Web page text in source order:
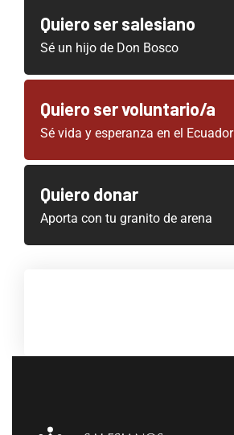
Quiero ser salesiano
Sé un hijo de Don Bosco
Quiero ser voluntario/a
Sé vida y esperanza en el Ecuador
Quiero donar
Aporta con tu granito de arena